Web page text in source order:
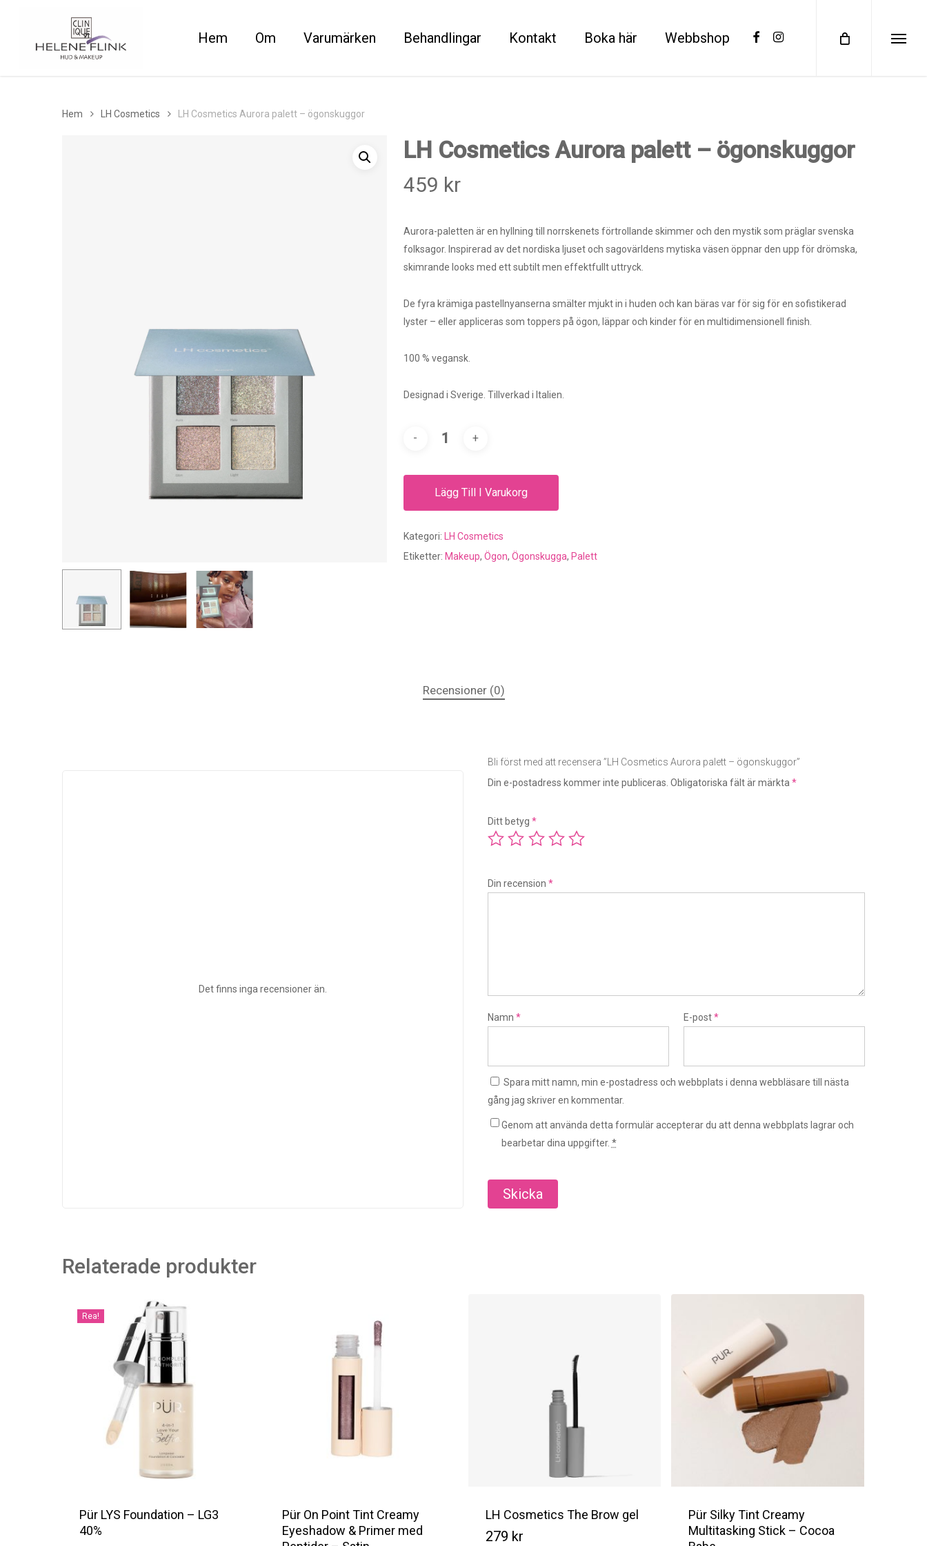
Hem Om Varumärken Behandlingar Kontakt Boka här Webbshop facebookinstagram Menu
Hem LH Cosmetics LH Cosmetics Aurora palett – ögonskuggor
LH Cosmetics Aurora palett – ögonskuggor
459 kr
Aurora-paletten är en hyllning till norrskenets förtrollande skimmer och den mystik som präglar svenska
folksagor. Inspirerad av det nordiska ljuset och sagovärldens mytiska väsen öppnar den upp för drömska,
skimrande looks med ett subtilt men effektfullt uttryck.
De fyra krämiga pastellnyanserna smälter mjukt in i huden och kan bäras var för sig för en sofistikerad
lyster – eller appliceras som toppers på ögon, läppar och kinder för en multidimensionell finish.
100 % vegansk.
Designad i Sverige. Tillverkad i Italien.
Lägg Till I Varukorg
Kategori:
LH Cosmetics
Etiketter: Makeup, Ögon, Ögonskugga, Palett
Recensioner (0)
Det finns inga recensioner än.
Bli först med att recensera ”LH Cosmetics Aurora palett – ögonskuggor”
Din e-postadress kommer inte publiceras. Obligatoriska fält är märkta *
Ditt betyg *
Din recension *
Namn * E-post*
Spara mitt namn, min e-postadress och webbplats i denna webbläsare till nästa
gång jag skriver en kommentar.
Genom att använda detta formulär accepterar du att denna webbplats lagrar och
bearbetar dina uppgifter. *
Relaterade produkter
Rea!
Pür LYS Foundation – LG3
40%
Pür On Point Tint Creamy
Eyeshadow & Primer med
LH Cosmetics The Brow gel
279 kr
Pür Silky Tint Creamy
Multitasking Stick – Cocoa